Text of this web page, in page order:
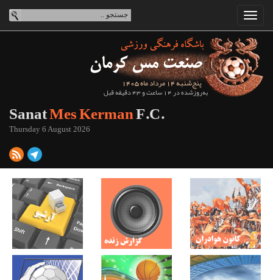
پنج‌شنبه 14 مرداد ماه 1405
به‌روزشده در 14 ساعت و 43 دقیقه قبل
SanatMes KermanF.C.
Thursday 6 August 2026